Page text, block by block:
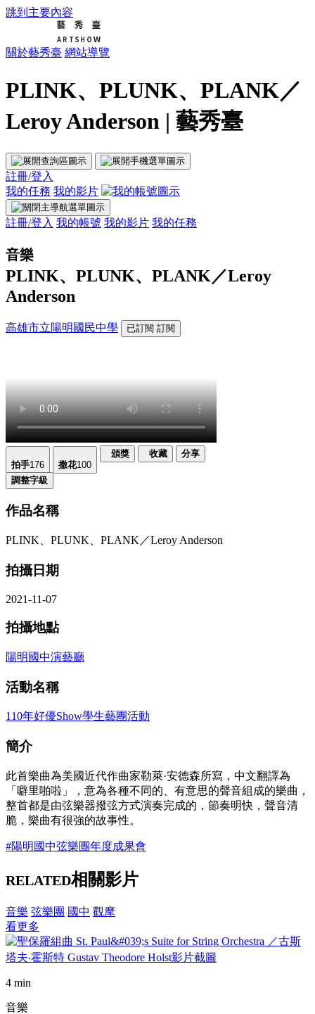
跳到主要內容
關於藝秀臺 網站導覽
PLINK、PLUNK、PLANK／
Leroy Anderson | 藝秀臺
註冊/登入
我的任務 我的影片
註冊/登入 我的帳號 我的影片 我的任務
音樂
PLINK、PLUNK、PLANK／Leroy
Anderson
高雄市立陽明國民中學 已訂閱 訂閱
拍手176 撒花100
頒獎 收藏 分享
調整字級
作品名稱
PLINK、PLUNK、PLANK／Leroy Anderson
拍攝日期
2021-11-07
拍攝地點
陽明國中演藝廳
活動名稱
110年好優Show學生藝團活動
簡介
此首樂曲為美國近代作曲家勒萊·安德森所寫，中文翻譯為
「噼里啪啦」，意為各種不同的、有意思的聲音組成的樂曲，
整首都是由弦樂器撥弦方式演奏完成的，節奏明快，聲音清
脆，樂曲有很強的故事性。
#陽明國中弦樂團年度成果會
RELATED相關影片
音樂 弦樂團 國中 觀摩
看更多
4 min
音樂